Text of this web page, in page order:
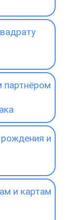
и
и картам